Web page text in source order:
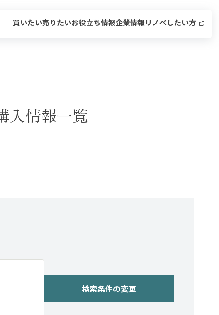
買いたい売りたいお役立ち情報企業情報リノベしたい方
入情報一覧
検索条件の変更